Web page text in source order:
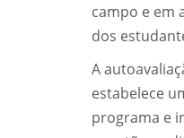
campo e em
dos
A
estabelece
programa e